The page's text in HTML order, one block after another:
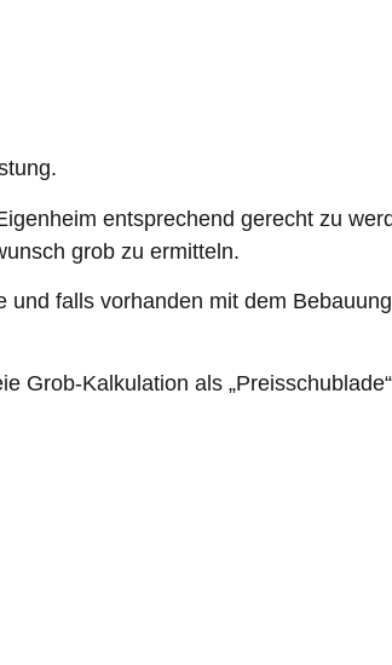
entsprechend gerecht zu
grob zu ermitteln.
falls vorhanden mit dem
Kalkulation als